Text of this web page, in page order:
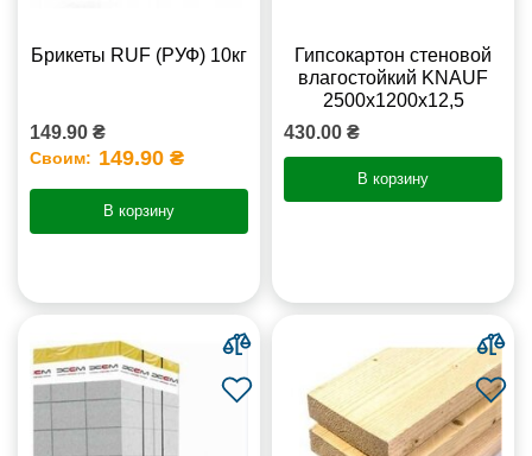
Брикеты RUF (РУФ) 10кг
149.90 ₴
Своим: 149.90 ₴
В корзину
Гипсокартон стеновой
влагостойкий KNAUF
2500х1200х12,5
430.00 ₴
В корзину